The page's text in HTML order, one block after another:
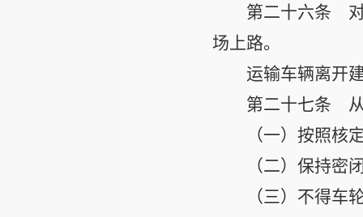
第二十六条 对
场上路。
运输车辆离开
第二十七条 从
（一）按照核
（二）保持密
（三）不得车